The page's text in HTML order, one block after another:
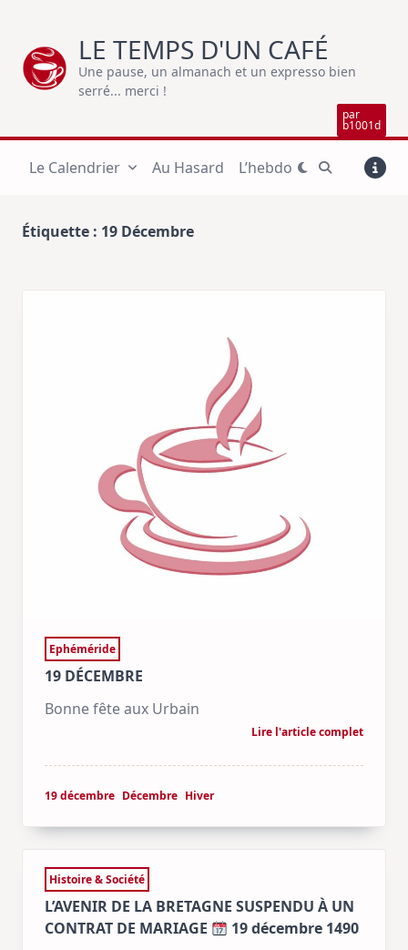
content
LE TEMPS D'UN CAFÉ
Une pause, un almanach et un expresso bien
serré... merci !
par
b1001d
Le Calendrier Au Hasard L’hebdo
Étiquette : 19 Décembre
Ephéméride
19 DÉCEMBRE
Bonne fête aux Urbain
Lire l'article complet
19 décembre Décembre Hiver
Histoire & Société
L’AVENIR DE LA BRETAGNE SUSPENDU À UN
CONTRAT DE MARIAGE
19 décembre 1490